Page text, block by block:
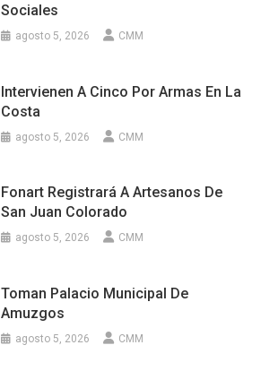
Sociales
agosto 5, 2026 CMM
Intervienen A Cinco Por Armas En La
Costa
agosto 5, 2026 CMM
Fonart Registrará A Artesanos De
San Juan Colorado
agosto 5, 2026 CMM
Toman Palacio Municipal De
Amuzgos
agosto 5, 2026 CMM